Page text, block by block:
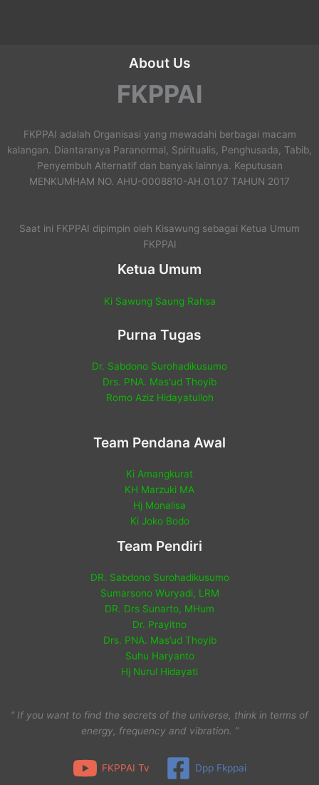
About Us
FKPPAI
FKPPAI adalah Organisasi yang mewadahi berbagai macam
kalangan. Diantaranya Paranormal, Spiritualis, Penghusada, Tabib,
Penyembuh Alternatif dan banyak lainnya. Keputusan
MENKUMHAM NO. AHU-0008810-AH.01.07 TAHUN 2017
Saat ini FKPPAI dipimpin oleh Kisawung sebagai Ketua Umum
FKPPAI
Ketua Umum
Ki Sawung Saung Rahsa
Purna Tugas
Dr. Sabdono Surohadikusumo
Drs. PNA. Mas'ud Thoyib
Romo Aziz Hidayatulloh
Team Pendana Awal
Ki Amangkurat
KH Marzuki MA
Hj Monalisa
Ki Joko Bodo
Team Pendiri
DR. Sabdono Surohadikusumo
Sumarsono Wuryadi, LRM
DR. Drs Sunarto, MHum
Dr. Prayitno
Drs. PNA. Mas’ud Thoyib
Suhu Haryanto
Hj Nurul Hidayati
“ If you want to find the secrets of the universe, think in terms of
energy, frequency and vibration. ”
FKPPAI Tv Dpp Fkppai